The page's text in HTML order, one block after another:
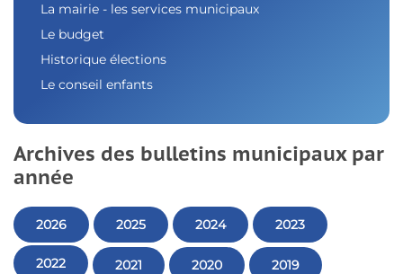
La mairie - les services municipaux
Le budget
Historique élections
Le conseil enfants
Archives des bulletins municipaux par
année
2026 2025 2024 2023
2022 2021 2020 2019